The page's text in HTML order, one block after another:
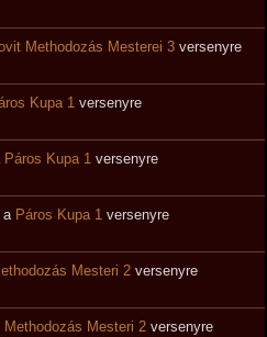
Methodozás Mesterei 3 versenyre
Kupa 1 versenyre
Páros Kupa 1 versenyre
a Páros Kupa 1 versenyre
Mesteri 2 versenyre
Methodozás Mesteri 2 versenyre